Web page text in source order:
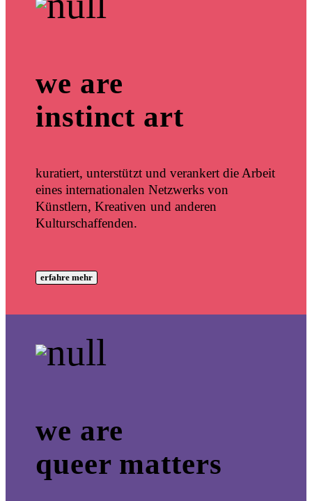
we are
instinct art
kuratiert, unterstützt und verankert die Arbeit
eines internationalen Netzwerks von
Künstlern, Kreativen und anderen
Kulturschaffenden.
erfahre mehr
we are
queer matters